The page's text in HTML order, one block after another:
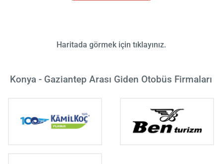
Haritada görmek için tıklayınız.
Konya - Gaziantep Arası Giden Otobüs Firmaları